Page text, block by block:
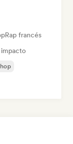
Rap francés
impacto